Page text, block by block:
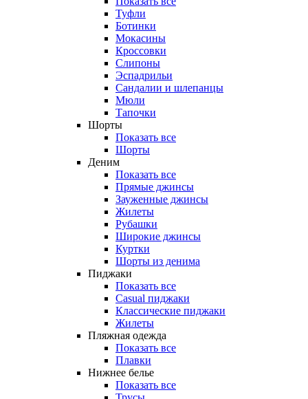
Туфли
Ботинки
Мокасины
Кроссовки
Слипоны
Эспадрильи
Сандалии и шлепанцы
Мюли
Тапочки
Шорты
Показать все
Шорты
Деним
Показать все
Прямые джинсы
Зауженные джинсы
Жилеты
Рубашки
Широкие джинсы
Куртки
Шорты из денима
Пиджаки
Показать все
Casual пиджаки
Классические пиджаки
Жилеты
Пляжная одежда
Показать все
Плавки
Нижнее белье
Показать все